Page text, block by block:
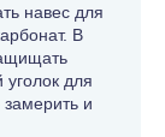
навес для
В
уголок для
и